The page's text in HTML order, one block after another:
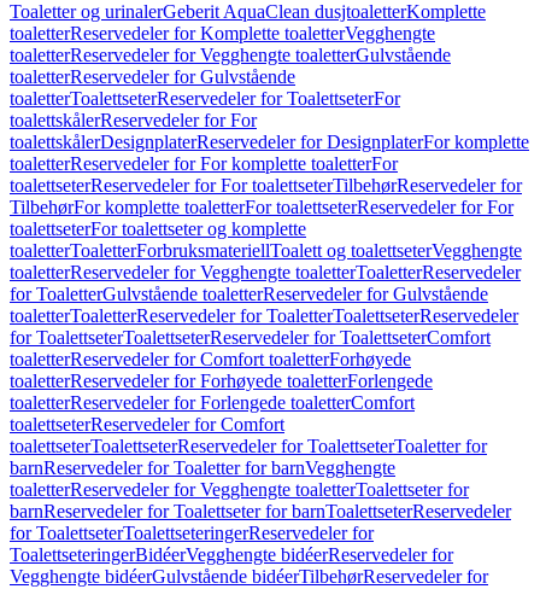
Toaletter og urinalerGeberit AquaClean dusjtoaletterKomplette
toaletterReservedeler for Komplette toaletterVegghengte
toaletterReservedeler for Vegghengte toaletterGulvstående
toaletterReservedeler for Gulvstående
toaletterToalettseterReservedeler for ToalettseterFor
toalettskålerReservedeler for For
toalettskålerDesignplaterReservedeler for DesignplaterFor komplette
toaletterReservedeler for For komplette toaletterFor
toalettseterReservedeler for For toalettseterTilbehørReservedeler for
TilbehørFor komplette toaletterFor toalettseterReservedeler for For
toalettseterFor toalettseter og komplette
toaletterToaletterForbruksmateriellToalett og toalettseterVegghengte
toaletterReservedeler for Vegghengte toaletterToaletterReservedeler
for ToaletterGulvstående toaletterReservedeler for Gulvstående
toaletterToaletterReservedeler for ToaletterToalettseterReservedeler
for ToalettseterToalettseterReservedeler for ToalettseterComfort
toaletterReservedeler for Comfort toaletterForhøyede
toaletterReservedeler for Forhøyede toaletterForlengede
toaletterReservedeler for Forlengede toaletterComfort
toalettseterReservedeler for Comfort
toalettseterToalettseterReservedeler for ToalettseterToaletter for
barnReservedeler for Toaletter for barnVegghengte
toaletterReservedeler for Vegghengte toaletterToalettseter for
barnReservedeler for Toalettseter for barnToalettseterReservedeler
for ToalettseterToalettseteringerReservedeler for
ToalettseteringerBidéerVegghengte bidéerReservedeler for
Vegghengte bidéerGulvstående bidéerTilbehørReservedeler for